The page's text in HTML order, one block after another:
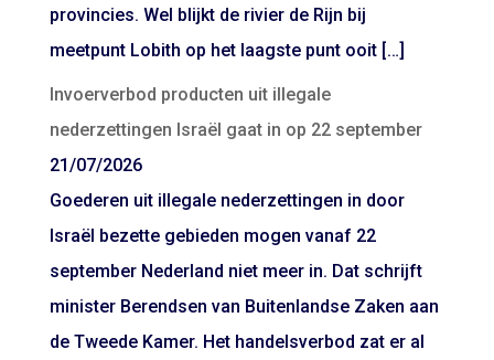
provincies. Wel blijkt de rivier de Rijn bij
meetpunt Lobith op het laagste punt ooit […]
Invoerverbod producten uit illegale
nederzettingen Israël gaat in op 22 september
21/07/2026
Goederen uit illegale nederzettingen in door
Israël bezette gebieden mogen vanaf 22
september Nederland niet meer in. Dat schrijft
minister Berendsen van Buitenlandse Zaken aan
de Tweede Kamer. Het handelsverbod zat er al